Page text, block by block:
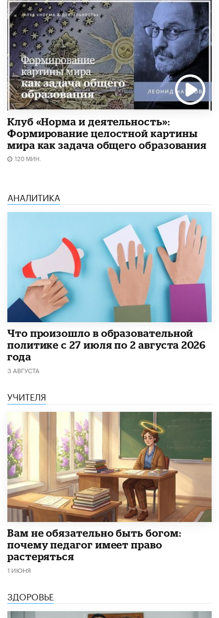
Клуб «Норма и деятельность»:
Формирование целостной картины
мира как задача общего образования
120 МИН.
АНАЛИТИКА
​Что произошло в образовательной
политике с 27 июля по 2 августа 2026
года
3 АВГУСТА
УЧИТЕЛЯ
​Вам не обязательно быть богом:
почему педагог имеет право
растеряться
1 ИЮНЯ
ЗДОРОВЬЕ